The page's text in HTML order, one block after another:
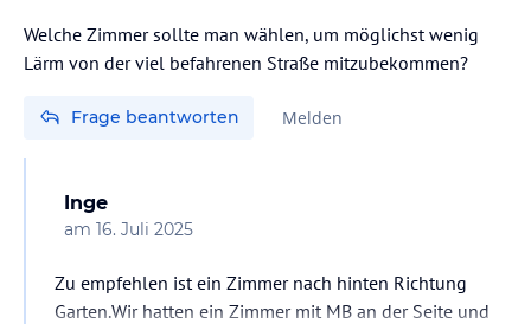
Welche Zimmer sollte man wählen, um möglichst wenig
Lärm von der viel befahrenen Straße mitzubekommen?
Frage beantworten Melden
Inge
am 16. Juli 2025
Zu empfehlen ist ein Zimmer nach hinten Richtung
Garten.Wir hatten ein Zimmer mit MB an der Seite und